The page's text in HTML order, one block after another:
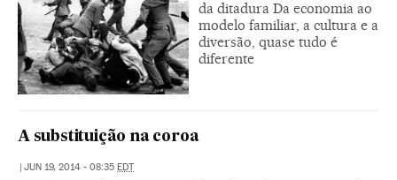
da ditadura Da economia ao
modelo familiar, a cultura e a
diversão, quase tudo é
diferente
A substituição na coroa
| JUN 19, 2014 - 08:35 EDT